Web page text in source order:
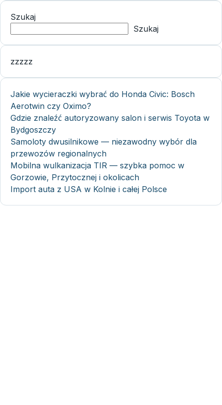
Szukaj
Szukaj
zzzzz
Jakie wycieraczki wybrać do Honda Civic: Bosch
Aerotwin czy Oximo?
Gdzie znaleźć autoryzowany salon i serwis Toyota w
Bydgoszczy
Samoloty dwusilnikowe — niezawodny wybór dla
przewozów regionalnych
Mobilna wulkanizacja TIR — szybka pomoc w
Gorzowie, Przytocznej i okolicach
Import auta z USA w Kolnie i całej Polsce